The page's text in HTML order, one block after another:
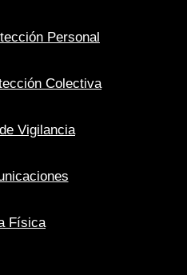
Personal
Colectiva
Vigilancia
Física